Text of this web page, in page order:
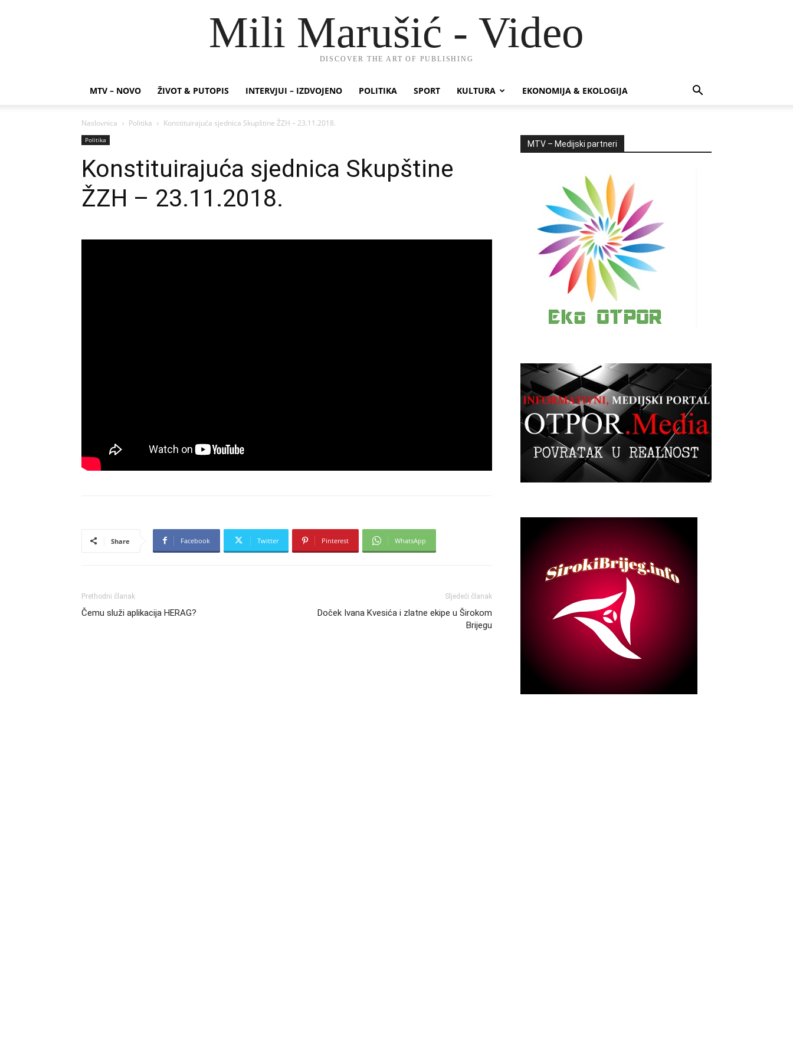
Mili Marušić - Video
DISCOVER THE ART OF PUBLISHING
MTV – NOVO ŽIVOT & PUTOPIS INTERVJUI – IZDVOJENO POLITIKA SPORT KULTURA EKONOMIJA & EKOLOGIJA
Naslovnica Politika Konstituirajuća sjednica Skupštine ŽZH – 23.11.2018.
Politika
Konstituirajuća sjednica Skupštine
ŽZH – 23.11.2018.
Share Facebook Twitter Pinterest WhatsApp
Prethodni članak
Čemu služi aplikacija HERAG?
Sljedeći članak
Doček Ivana Kvesića i zlatne ekipe u Širokom
Brijegu
MTV – Medijski partneri